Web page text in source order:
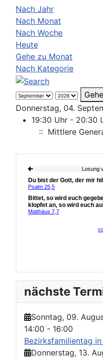
Nach Jahr
Nach Monat
Nach Woche
Heute
Gehe zu Monat
Nach Kategorie
Donnerstag, 04.
19:30 Uhr - 20:30
:: Mittlere
nächste
Sonntag, 09.
14:00 - 16:00
Bezirksfamilientag in
Donnerstag, 13.